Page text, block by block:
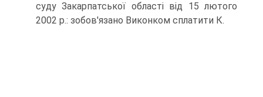
суду Закарпатської області від 15 лютого
2002 р.: зобов'язано Виконком сплатити К.